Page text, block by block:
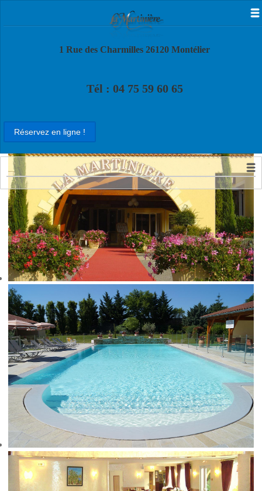
1 Rue des Charmilles 26120 Montélier
Tél : 04 75 59 60 65
Réservez en ligne !